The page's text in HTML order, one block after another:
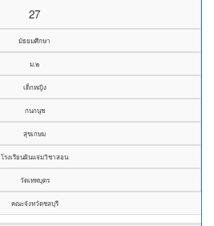
27
มัธยมศึกษา
ม.๒
เด็กหญิง
กนกนุช
สุขเกษม
โรงเรียนผินแจ่มวิชาสอน
วัดเทพบุตร
คณะจังหวัดชลบุรี